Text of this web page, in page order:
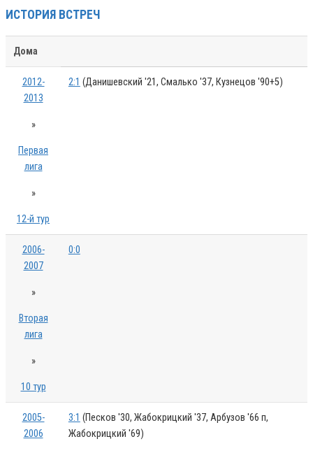
ИСТОРИЯ ВСТРЕЧ
Дома
2012-
2013
»
Первая
лига
»
12-й тур
2:1 (Данишевский '21, Смалько '37, Кузнецов '90+5)
2006-
2007
»
Вторая
лига
»
10 тур
0:0
2005-
2006
3:1 (Песков '30, Жабокрицкий '37, Арбузов '66 п,
Жабокрицкий '69)